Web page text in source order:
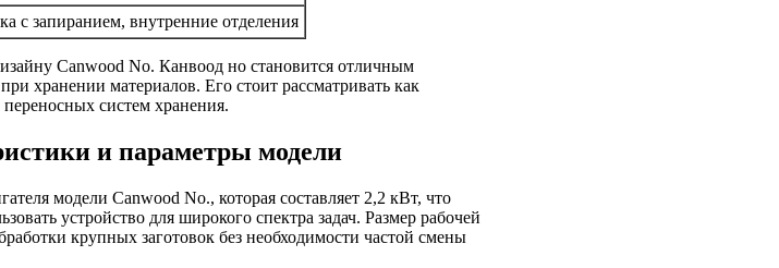
запиранием, внутренние отделения
Canwood No. Канвоод но становится отличным
хранении материалов. Его стоит рассматривать как
систем хранения.
и параметры модели
модели Canwood No., которая составляет 2,2 кВт, что
устройство для широкого спектра задач. Размер рабочей
крупных заготовок без необходимости частой смены